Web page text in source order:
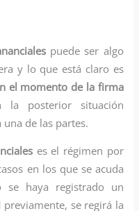
puede ser algo
y lo que está claro es
el momento de la firma
posterior situación
de las partes.
es el régimen por
en los que se acuda
haya registrado un
previamente, se regirá la